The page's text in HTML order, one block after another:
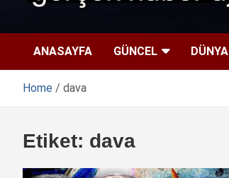
ANASAYFA GÜNCEL DÜNYA
Home dava
Etiket: dava